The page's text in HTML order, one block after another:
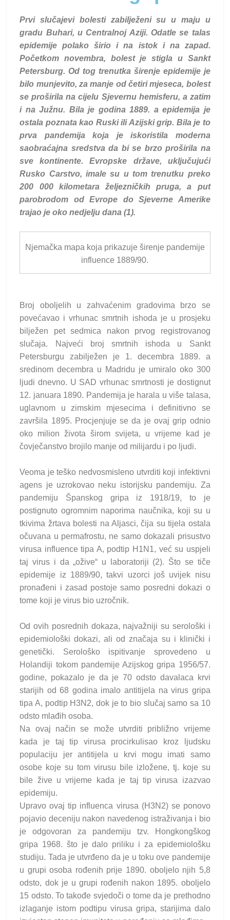
Prvi slučajevi bolesti zabilježeni su u maju u
gradu Buhari, u Centralnoj Aziji. Odatle se talas
epidemije polako širio i na istok i na zapad.
Početkom novembra, bolest je stigla u Sankt
Petersburg. Od tog trenutka širenje epidemije je
bilo munjevito, za manje od četiri mjeseca, bolest
se proširila na cijelu Sjevernu hemisferu, a zatim
i na Južnu. Bila je godina 1889. a epidemija je
ostala poznata kao Ruski ili Azijski grip. Bila je to
prva pandemija koja je iskoristila moderna
saobraćajna sredstva da bi se brzo proširila na
sve kontinente. Evropske države, uključujući
Rusko Carstvo, imale su u tom trenutku preko
200 000 kilometara željezničkih pruga, a put
parobrodom od Evrope do Sjeverne Amerike
trajao je oko nedjelju dana (1).
Njemačka mapa koja prikazuje širenje pandemije
influence 1889/90.
Broj oboljelih u zahvaćenim gradovima brzo se
povećavao i vrhunac smrtnih ishoda je u prosjeku
bilježen pet sedmica nakon prvog registrovanog
slučaja. Najveći broj smrtnih ishoda u Sankt
Petersburgu zabilježen je 1. decembra 1889. a
sredinom decembra u Madridu je umiralo oko 300
ljudi dnevno. U SAD vrhunac smrtnosti je dostignut
12. januara 1890. Pandemija je harala u više talasa,
uglavnom u zimskim mjesecima i definitivno se
završila 1895. Procjenjuje se da je ovaj grip odnio
oko milion života širom svijeta, u vrijeme kad je
čovječanstvo brojilo manje od milijardu i po ljudi.
Veoma je teško nedvosmisleno utvrditi koji infektivni
agens je uzrokovao neku istorijsku pandemiju. Za
pandemiju Španskog gripa iz 1918/19, to je
postignuto ogromnim naporima naučnika, koji su u
tkivima žrtava bolesti na Aljasci, čija su tijela ostala
očuvana u permafrostu, ne samo dokazali prisustvo
virusa influence tipa A, podtip H1N1, već su uspjeli
taj virus i da „ožive“ u laboratoriji (2). Što se tiče
epidemije iz 1889/90, takvi uzorci još uvijek nisu
pronađeni i zasad postoje samo posredni dokazi o
tome koji je virus bio uzročnik.
Od ovih posrednih dokaza, najvažniji su serološki i
epidemiološki dokazi, ali od značaja su i klinički i
genetički. Serološko ispitivanje sprovedeno u
Holandiji tokom pandemije Azijskog gripa 1956/57.
godine, pokazalo je da je 70 odsto davalaca krvi
starijih od 68 godina imalo antitijela na virus gripa
tipa A, podtip H3N2, dok je to bio slučaj samo sa 10
odsto mlađih osoba.
Na ovaj način se može utvrditi približno vrijeme
kada je taj tip virusa procirkulisao kroz ljudsku
populaciju jer antitijela u krvi mogu imati samo
osobe koje su tom virusu bile izložene, tj. koje su
bile žive u vrijeme kada je taj tip virusa izazvao
epidemiju.
Upravo ovaj tip influenca virusa (H3N2) se ponovo
pojavio deceniju nakon navedenog istraživanja i bio
je odgovoran za pandemiju tzv. Hongkongškog
gripa 1968. što je dalo priliku i za epidemiološku
studiju. Tada je utvrđeno da je u toku ove pandemije
u grupi osoba rođenih prije 1890. oboljelo njih 5,8
odsto, dok je u grupi rođenih nakon 1895. oboljelo
15 odsto. To takođe svjedoči o tome da je prethodno
izlaganje istom podtipu virusa gripa, starijima dalo